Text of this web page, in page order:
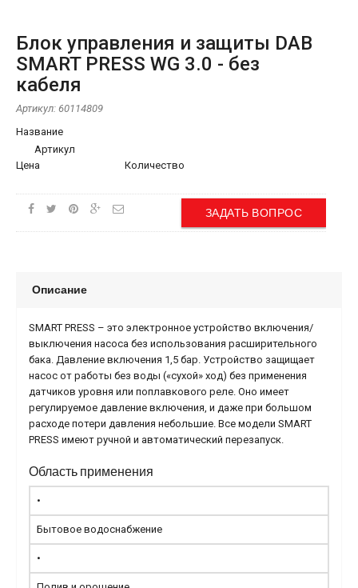
Блок управления и защиты DAB
SMART PRESS WG 3.0 - без
кабеля
Артикул: 60114809
Название
Артикул
Цена
Количество
ЗАДАТЬ ВОПРОС
Описание
SMART PRESS – это электронное устройство включения/
выключения насоса без использования расширительного
бака. Давление включения 1,5 бар. Устройство защищает
насос от работы без воды («сухой» ход) без применения
датчиков уровня или поплавкового реле. Оно имеет
регулируемое давление включения, и даже при большом
расходе потери давления небольшие. Все модели SMART
PRESS имеют ручной и автоматический перезапуск.
Область применения
•
Бытовое водоснабжение
•